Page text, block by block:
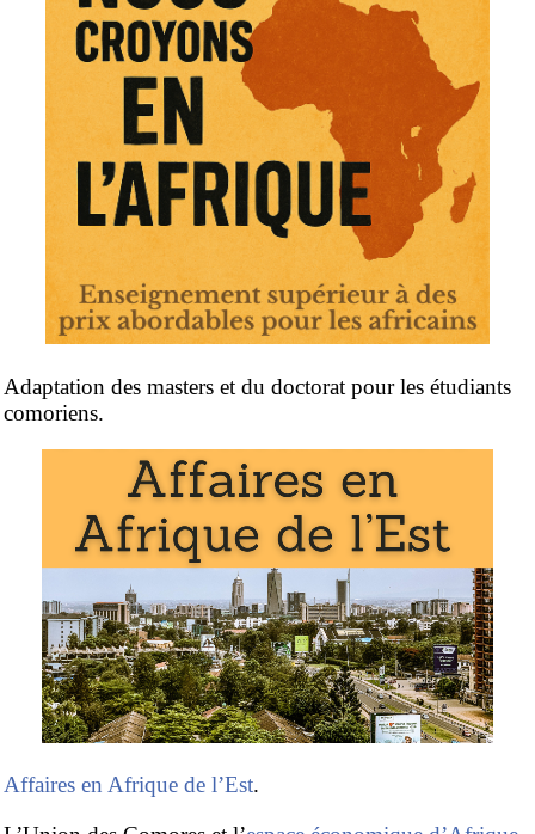
Master en affaires internationales
commerce
international, transport international transport en Afrique
Doctorat en commerce mondial , logistique mondiale
affaires africains, éthique mondiale, religions et affaires
Adaptation des masters et du doctorat pour les étudiants
comoriens.
Affaires en Afrique de l’Est.